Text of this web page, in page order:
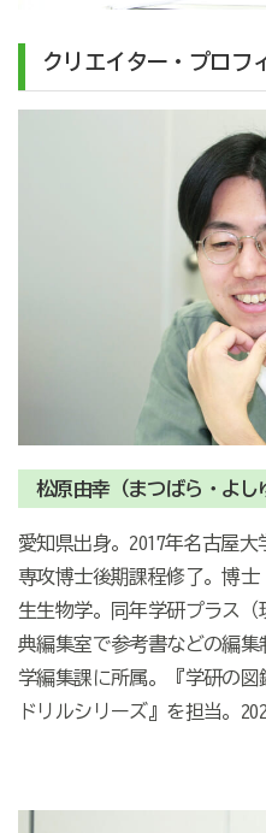
クリエイター・プロフ
松原由幸（まつばら・よし
愛知県出身。 2017年名古屋大
専攻博士後期課程修了。博
生生物学。同年学研プラス（
典編集室で参考書などの編
学編集課に所属。『学研の図
ドリルシリーズ』を担当。